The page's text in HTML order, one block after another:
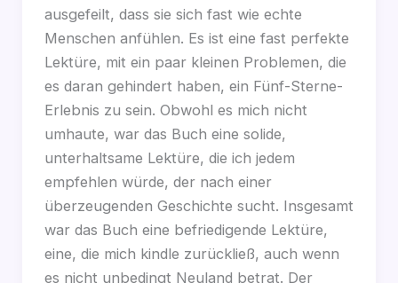
ausgefeilt, dass sie sich fast wie echte
Menschen anfühlen. Es ist eine fast perfekte
Lektüre, mit ein paar kleinen Problemen, die
es daran gehindert haben, ein Fünf-Sterne-
Erlebnis zu sein. Obwohl es mich nicht
umhaute, war das Buch eine solide,
unterhaltsame Lektüre, die ich jedem
empfehlen würde, der nach einer
überzeugenden Geschichte sucht. Insgesamt
war das Buch eine befriedigende Lektüre,
eine, die mich kindle zurückließ, auch wenn
es nicht unbedingt Neuland betrat. Der